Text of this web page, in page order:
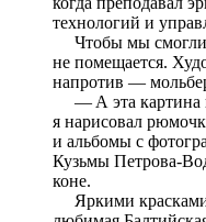
технологий и
Чтобы мы смогли
не помещается.
напротив —
— А эта картина
я нарисовал
и альбомы с
Кузьмы Петрова-
коне.
Яркими красками